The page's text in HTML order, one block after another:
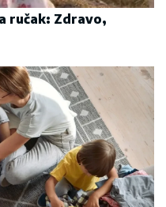
ručak: Zdravo,